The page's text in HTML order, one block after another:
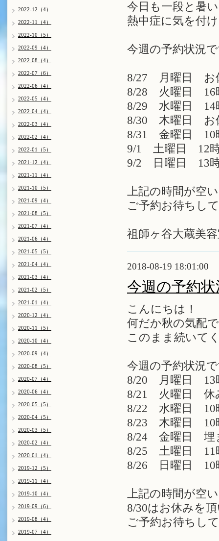
今日も一段と暑
熱中症に気を付
今週の予約状況
8/27 月曜日 お
8/28 火曜日 16
8/29 水曜日 14
8/30 木曜日 お
8/31 金曜日 10
9/1 土曜日 12
9/2 日曜日 13
上記の時間が空
ご予約お待ちし
祖師ヶ谷大蔵美
2018-08-19 18:01:00
今週の予約
こんにちは！
何だか秋の気配
このまま続いて
今週の予約状況
8/20 月曜日 13
8/21 火曜日 休
8/22 水曜日 10
8/23 木曜日 10
8/24 金曜日 埋
8/25 土曜日 11
8/26 日曜日 10
上記の時間が空
8/30はお休みを
ご予約お待ちし
2022-12（4）
2022-11（4）
2022-10（5）
2022-09（4）
2022-08（4）
2022-07（6）
2022-06（4）
2022-05（4）
2022-04（4）
2022-03（4）
2022-02（4）
2022-01（5）
2021-12（4）
2021-11（4）
2021-10（5）
2021-09（4）
2021-08（5）
2021-07（4）
2021-06（4）
2021-05（5）
2021-04（4）
2021-03（4）
2021-02（5）
2021-01（4）
2020-12（4）
2020-11（5）
2020-10（4）
2020-09（4）
2020-08（5）
2020-07（4）
2020-06（4）
2020-05（5）
2020-04（5）
2020-03（5）
2020-02（4）
2020-01（4）
2019-12（5）
2019-11（4）
2019-10（4）
2019-09（6）
2019-08（4）
2019-07（4）